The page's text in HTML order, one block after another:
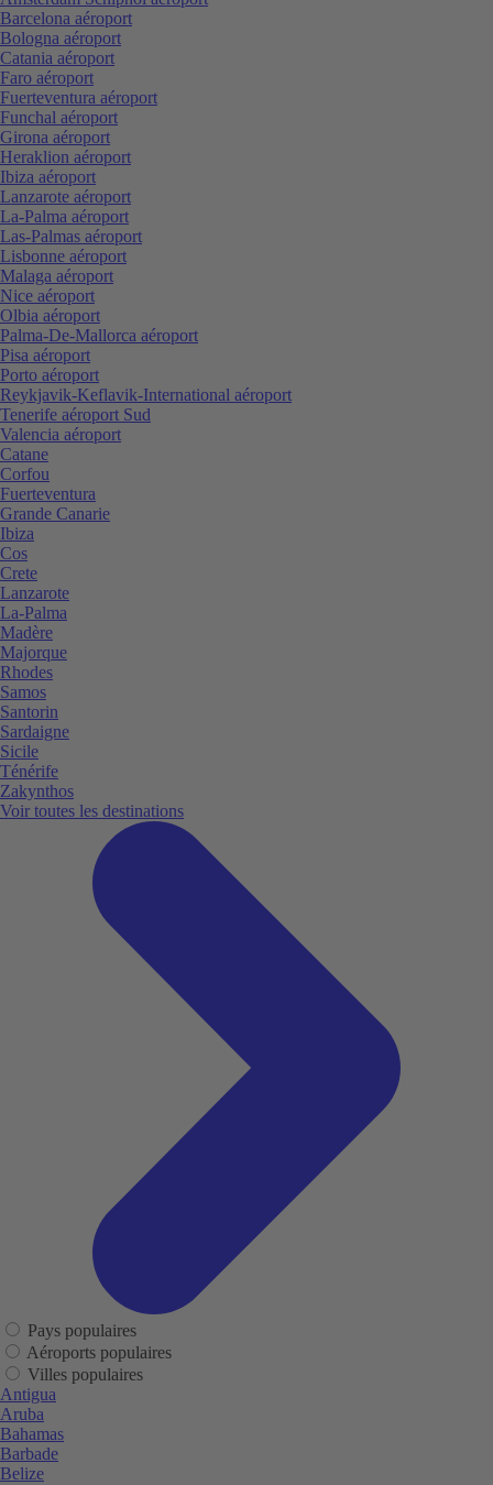
Barcelona aéroport
Bologna aéroport
Catania aéroport
Faro aéroport
Fuerteventura aéroport
Funchal aéroport
Girona aéroport
Heraklion aéroport
Ibiza aéroport
Lanzarote aéroport
La-Palma aéroport
Las-Palmas aéroport
Lisbonne aéroport
Malaga aéroport
Nice aéroport
Olbia aéroport
Palma-De-Mallorca aéroport
Pisa aéroport
Porto aéroport
Reykjavik-Keflavik-International aéroport
Tenerife aéroport Sud
Valencia aéroport
Catane
Corfou
Fuerteventura
Grande Canarie
Ibiza
Cos
Crete
Lanzarote
La-Palma
Madère
Majorque
Rhodes
Samos
Santorin
Sardaigne
Sicile
Ténérife
Zakynthos
Voir toutes les destinations
Pays populaires
Aéroports populaires
Villes populaires
Antigua
Aruba
Bahamas
Barbade
Belize